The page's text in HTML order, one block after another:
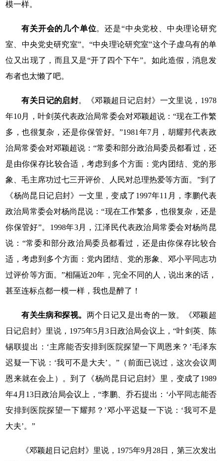
模一样。
有关开会的几个单位。还是“中央党校、中央理论研究
室、中央党史研究室”。“中央理论研究室”这个子虚乌有的单
位又出现了，而且又是“开了四个下午”。如此造假，消息发
布者也太懒了吧。
有关日记的启封。《邓颖超日记启封》一文里说， 1978
年10月，叶剑英代表政治局常委会对邓颖超说：“现在工作繁
多，也很复杂，还是你保管好。”1981 年7 月，胡耀邦代表政
治局常委会对邓颖超说：“常委和部分政治局委员都看过，还
是由你保存比较合适，考虑到多个方面：党内团结、党的形
象、毛主席功过七三开评价、人民对总理热爱等方面。”到了
《杨尚昆日记启封》一文里，变成了 1997年11 月，李鹏代表
政治局常委会对杨尚昆说：“现在工作繁多，也很复杂，还是
你保管好”。 1998年3月，江泽民代表政治局常委会对杨尚昆
说：“常委和部分政治局委员都看过，还是由你保存比较合
适，考虑到多个方面：党内团结、党的形象、邓小平同志功
过评价等方面。”相隔近20年，完全不同的人，说出来的话，
甚至连标点都一模一样，我也是醉了！
有关生病和探视。 两个日记又是出奇的一致。《邓颖超
日记启封》里说， 1975年5月3 日政治局会议上，“叶剑英、陈
锡联提出：‘主席能否安排到医院探望一下周恩来？’毛泽东
迟疑一下说：‘我可不是大夫’。”（前面已说过，这次会议周
恩来就在会上）。到了《杨尚昆日记启封》里，变成了 1989
年4 月 13日政治局会议上，“李鹏、乔石提出：‘小平同志能否
安排到医院探望一下耀邦？’邓小平迟疑一下说：‘我可不是
大夫’。”
《邓颖超日记启封》里说，1975年9月28日，第三次发出